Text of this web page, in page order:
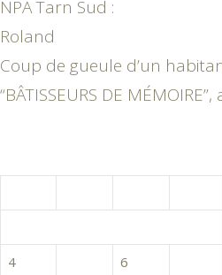
NPA Tarn Sud :
Roland
Coup de gueule d’un
“BÂTISSEURS DE
4
6